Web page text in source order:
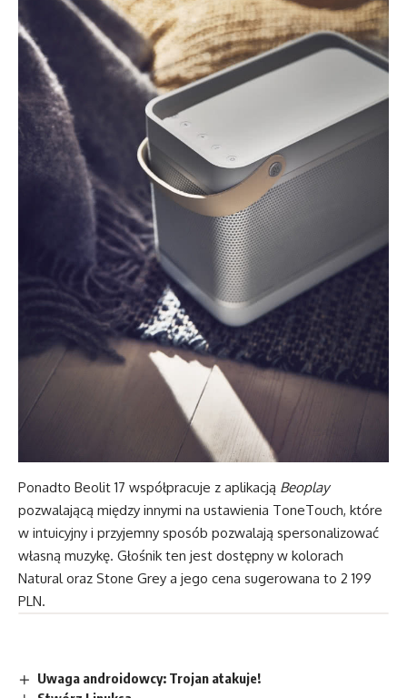
Ponadto Beolit 17 współpracuje z aplikacją Beoplay
pozwalającą między innymi na ustawienia ToneTouch, które
w intuicyjny i przyjemny sposób pozwalają spersonalizować
własną muzykę. Głośnik ten jest dostępny w kolorach
Natural oraz Stone Grey a jego cena sugerowana to 2 199
PLN.
Uwaga androidowcy: Trojan atakuje!